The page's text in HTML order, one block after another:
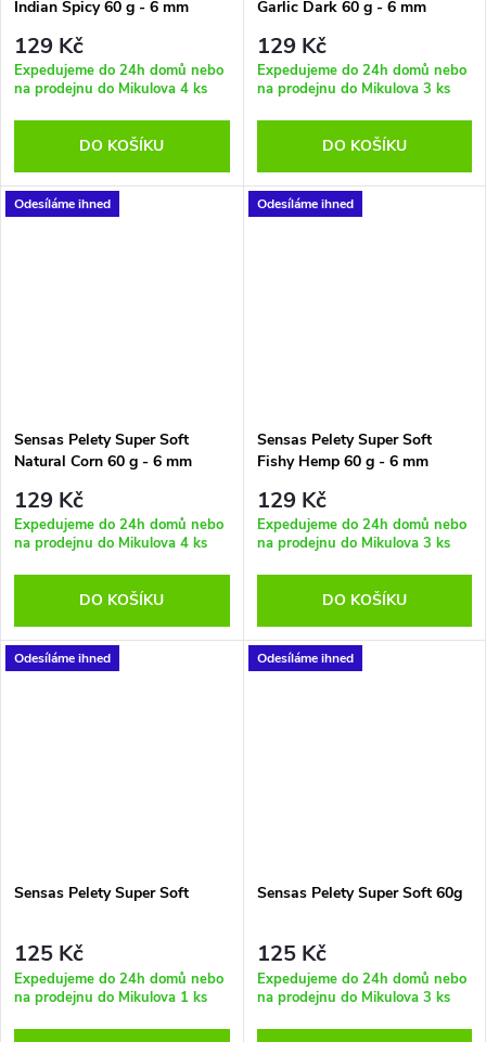
Indian Spicy 60 g - 6 mm
129 Kč
Expedujeme do 24h domů nebo
na prodejnu do Mikulova 4 ks
DO KOŠÍKU
Garlic Dark 60 g - 6 mm
129 Kč
Expedujeme do 24h domů nebo
na prodejnu do Mikulova 3 ks
DO KOŠÍKU
Odesíláme ihned
Sensas Pelety Super Soft
Natural Corn 60 g - 6 mm
129 Kč
Expedujeme do 24h domů nebo
na prodejnu do Mikulova 4 ks
DO KOŠÍKU
Odesíláme ihned
Sensas Pelety Super Soft
Fishy Hemp 60 g - 6 mm
129 Kč
Expedujeme do 24h domů nebo
na prodejnu do Mikulova 3 ks
DO KOŠÍKU
Odesíláme ihned
Sensas Pelety Super Soft
125 Kč
Expedujeme do 24h domů nebo
na prodejnu do Mikulova 1 ks
Odesíláme ihned
Sensas Pelety Super Soft 60g
125 Kč
Expedujeme do 24h domů nebo
na prodejnu do Mikulova 3 ks